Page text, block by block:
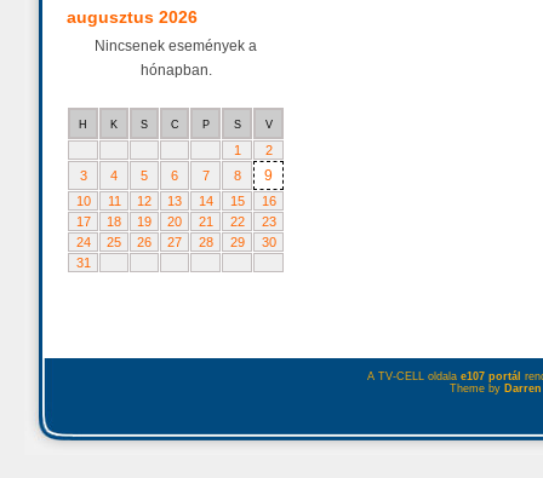
augusztus 2026
Nincsenek események a
hónapban.
H K S C P S V
1
2
3
4 5 6 7 8 9
10 11 12 13 14 15
16
17
18 19 20 21 22
23
24
25 26 27 28 29
30
31
A TV-CELL oldala e107 portál
Theme by